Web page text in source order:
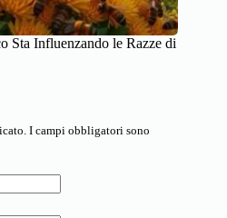
Sta Influenzando le Razze di
I campi obbligatori sono